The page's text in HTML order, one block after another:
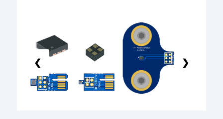
❮ ❯